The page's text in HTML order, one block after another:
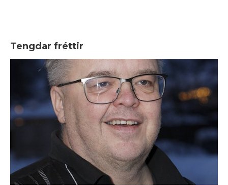
Tengdar fréttir